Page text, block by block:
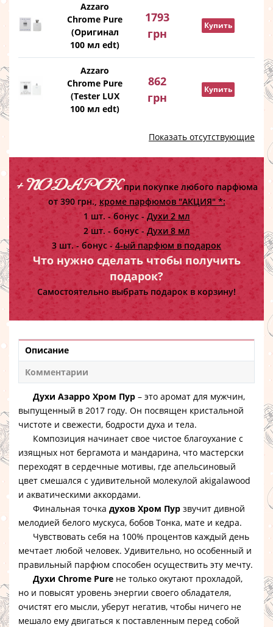
Azzaro
Chrome Pure
(Оригинал
100 мл edt)
1793
грн
Купить
Azzaro
Chrome Pure
(Tester LUX
100 мл edt)
862
грн
Купить
Показать отсутствующие
+ ПОДАРОКпри покупке любого парфюма
от 390 грн., кроме парфюмов "АКЦИЯ" *:
1 шт. - бонус - Духи 2 мл
2 шт. - бонус -Духи 8 мл
3 шт. - бонус - 4-ый парфюм в подарок
Что нужно сделать чтобы получить
подарок?
Самостоятельно выбрать подарок в корзину!
Описание
Комментарии
Духи Азарро Хром Пур – это аромат для мужчин,
выпущенный в 2017 году. Он посвящен кристальной
чистоте и свежести, бодрости духа и тела.
Композиция начинает свое чистое благоухание с
изящных нот бергамота и мандарина, что мастерски
переходят в сердечные мотивы, где апельсиновый
цвет смешался с удивительной молекулой akigalawood
и акватическими аккордами.
Финальная точка духов Хром Пур звучит дивной
мелодией белого мускуса, бобов Тонка, мате и кедра.
Чувствовать себя на 100% процентов каждый день
мечтает любой человек. Удивительно, но особенный и
правильный парфюм способен осуществить эту мечту.
Духи Chrome Pure не только окутают прохладой,
но и повысят уровень энергии своего обладателя,
очистят его мысли, уберут негатив, чтобы ничего не
мешало ему двигаться к поставленным перед собой